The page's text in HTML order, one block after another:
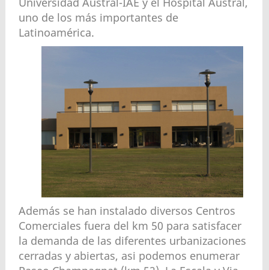
uno de los más importantes de
Latinoamérica.
Además se han instalado diversos Centros
Comerciales fuera del km 50 para satisfacer
la demanda de las diferentes urbanizaciones
cerradas y abiertas, asi podemos enumerar